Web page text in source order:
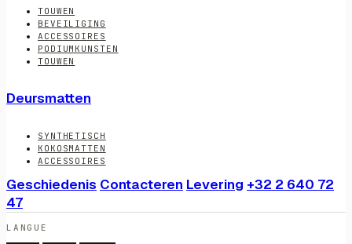
TOUWEN
BEVEILIGING
ACCESSOIRES
PODIUMKUNSTEN
TOUWEN
Deursmatten
SYNTHETISCH
KOKOSMATTEN
ACCESSOIRES
Geschiedenis Contacteren Levering +32 2 640 72
47
LANGUE